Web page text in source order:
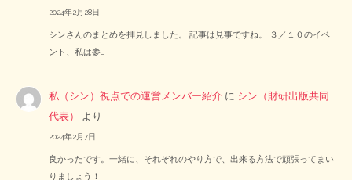
2024年2月28日
シンさんのまとめを拝見しました。 記事は見事ですね。 ３／１０のイベ
ント、私は参…
私（シン）視点での運営メンバー紹介 に シン（財研出版共同
代表）
より
2024年2月7日
良かったです。一緒に、それぞれのやり方で、出来る方法で頑張ってまい
りましょう！